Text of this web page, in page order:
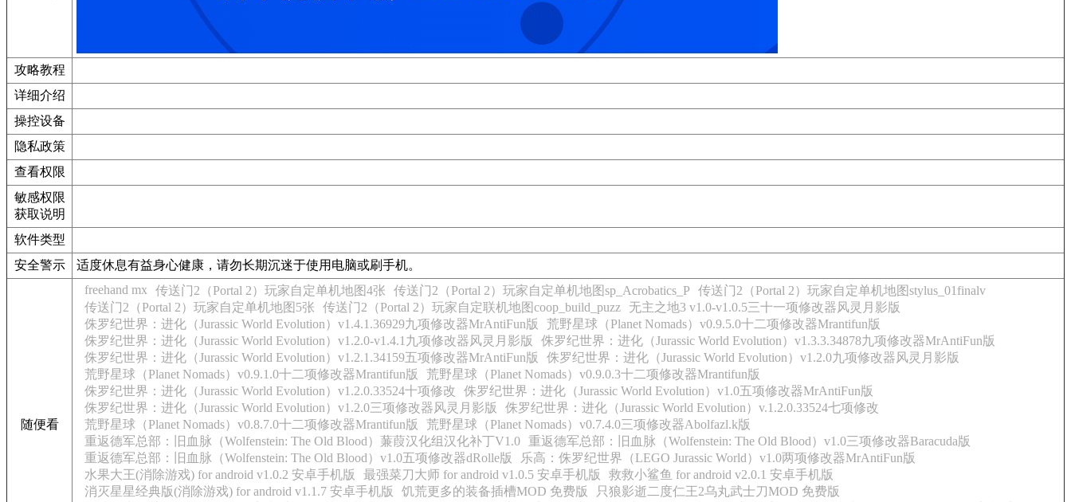
攻略教程
详细介绍
操控设备
隐私政策
查看权限
敏感权限
获取说明
软件类型
安全警示
适度休息有益身心健康，请勿长期沉迷于使用电脑或刷手机。
随便看
freehand mx 传送门2（Portal 2）玩家自定单机地图4张 传送门2（Portal 2）玩家自定单机地图sp_Acrobatics_P
传送门2（Portal 2）玩家自定单机地图stylus_01finalv
传送门2（Portal 2）玩家自定单机地图5张
传送门2（Portal 2）玩家自定联机地图coop_build_puzz
无主之地3 v1.0-v1.0.5三十一项修改器风灵月影版
侏罗纪世界：进化（Jurassic World Evolution）v1.4.1.36929九项修改器MrAntiFun版
荒野星球（Planet Nomads）v0.9.5.0十二项修改器Mrantifun版
侏罗纪世界：进化（Jurassic World Evolution）v1.2.0-v1.4.1九项修改器风灵月影版
侏罗纪世界：进化（Jurassic World Evolution）v1.3.3.34878九项修改器MrAntiFun版
侏罗纪世界：进化（Jurassic World Evolution）v1.2.1.34159五项修改器MrAntiFun版
侏罗纪世界：进化（Jurassic World Evolution）v1.2.0九项修改器风灵月影版
荒野星球（Planet Nomads）v0.9.1.0十二项修改器Mrantifun版
荒野星球（Planet Nomads）v0.9.0.3十二项修改器Mrantifun版
侏罗纪世界：进化（Jurassic World Evolution）v1.2.0.33524十项修改
侏罗纪世界：进化（Jurassic World Evolution）v1.0五项修改器MrAntiFun版
侏罗纪世界：进化（Jurassic World Evolution）v1.2.0三项修改器风灵月影版
侏罗纪世界：进化（Jurassic World Evolution）v.1.2.0.33524七项修改
荒野星球（Planet Nomads）v0.8.7.0十二项修改器Mrantifun版
荒野星球（Planet Nomads）v0.7.4.0三项修改器Abolfazl.k版
重返德军总部：旧血脉（Wolfenstein: The Old Blood）蒹葭汉化组汉化补丁V1.0 重返德军总部：旧血脉（Wolfenstein: The Old Blood）v1.0三项修改器Baracuda版
重返德军总部：旧血脉（Wolfenstein: The Old Blood）v1.0五项修改器dRolle版
乐高：侏罗纪世界（LEGO Jurassic World）v1.0两项修改器MrAntiFun版
水果大王(消除游戏) for android v1.0.2 安卓手机版
最强菜刀大师 for android v1.0.5 安卓手机版
救救小鲨鱼 for android v2.0.1 安卓手机版
消灭星星经典版(消除游戏) for android v1.1.7 安卓手机版
饥荒更多的装备插槽MOD 免费版
只狼影逝二度仁王2乌丸武士刀MOD 免费版